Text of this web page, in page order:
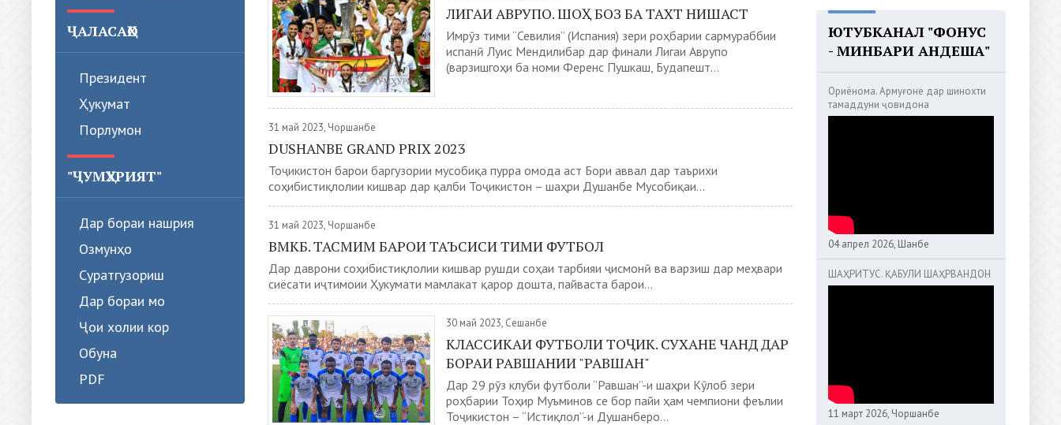
ҶАЛАСАҲО
Президент
Ҳукумат
Порлумон
"ҶУМҲУРИЯТ"
Дар бораи нашрия
Озмунҳо
Суратгузориш
Дар бораи мо
Ҷои холии кор
Обуна
PDF
ЛИГАИ АВРУПО. ШОҲ БОЗ БА ТАХТ НИШАСТ
Имрӯз тими “Севилия” (Испания) зери роҳбарии сармураббии
испанӣ Луис Мендилибар дар финали Лигаи Аврупо
(варзишгоҳи ба номи Ференс Пушкаш, Будапешт...
31 май 2023, Чоршанбе
DUSHANBE GRAND PRIX 2023
Тоҷикистон барои баргузории мусобиқа пурра омода аст Бори аввал дар таърихи
соҳибистиқлолии кишвар дар қалби Тоҷикистон – шаҳри Душанбе Мусобиқаи...
31 май 2023, Чоршанбе
ВМКБ. ТАСМИМ БАРОИ ТАЪСИСИ ТИМИ ФУТБОЛ
Дар даврони соҳибистиқлолии кишвар рушди соҳаи тарбияи ҷисмонӣ ва варзиш дар меҳвари
сиёсати иҷтимоии Ҳукумати мамлакат қарор дошта, пайваста барои...
30 май 2023, Сешанбе
КЛАССИКАИ ФУТБОЛИ ТОҶИК. СУХАНЕ ЧАНД ДАР
БОРАИ РАВШАНИИ "РАВШАН"
Дар 29 рӯз клуби футболи “Равшан”-и шаҳри Кӯлоб зери
роҳбарии Тоҳир Муъминов се бор пайи ҳам чемпиони феълии
Тоҷикистон – “Истиқлол”-и Душанберо...
ЮТУБКАНАЛ "ФОНУС
- МИНБАРИ АНДЕША"
Ориёнома. Армуғоне дар шинохти
тамаддуни ҷовидона
04 апрел 2026, Шанбе
ШАҲРИТУС. ҚАБУЛИ ШАҲРВАНДОН
11 март 2026, Чоршанбе